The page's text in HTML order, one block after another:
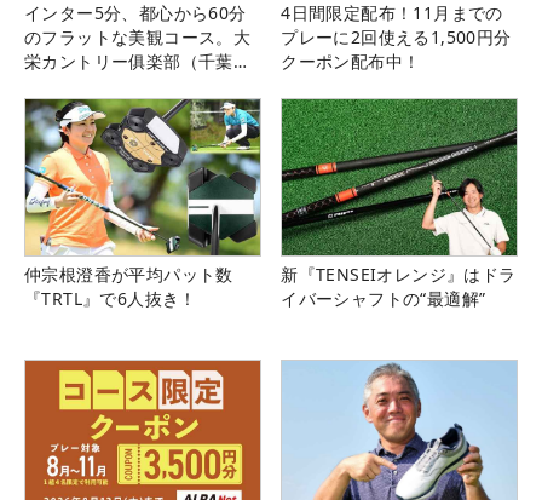
インター5分、都心から60分
のフラットな美観コース。大
栄カントリー俱楽部（千葉
4日間限定配布！11月までの
プレーに2回使える1,500円分
クーポン配布中！
仲宗根澄香が平均パット数
『TRTL』で6人抜き！
新『TENSEIオレンジ』はドラ
イバーシャフトの“最適解”